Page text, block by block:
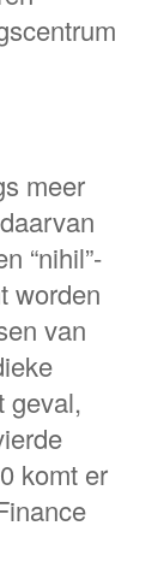
meer
“nihil”-
worden
van
geval,
komt er